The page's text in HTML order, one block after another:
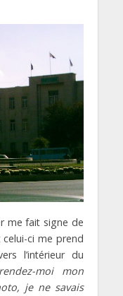
me fait signe de
celui-ci me prend
l’intérieur du
rendez-moi mon
je ne savais